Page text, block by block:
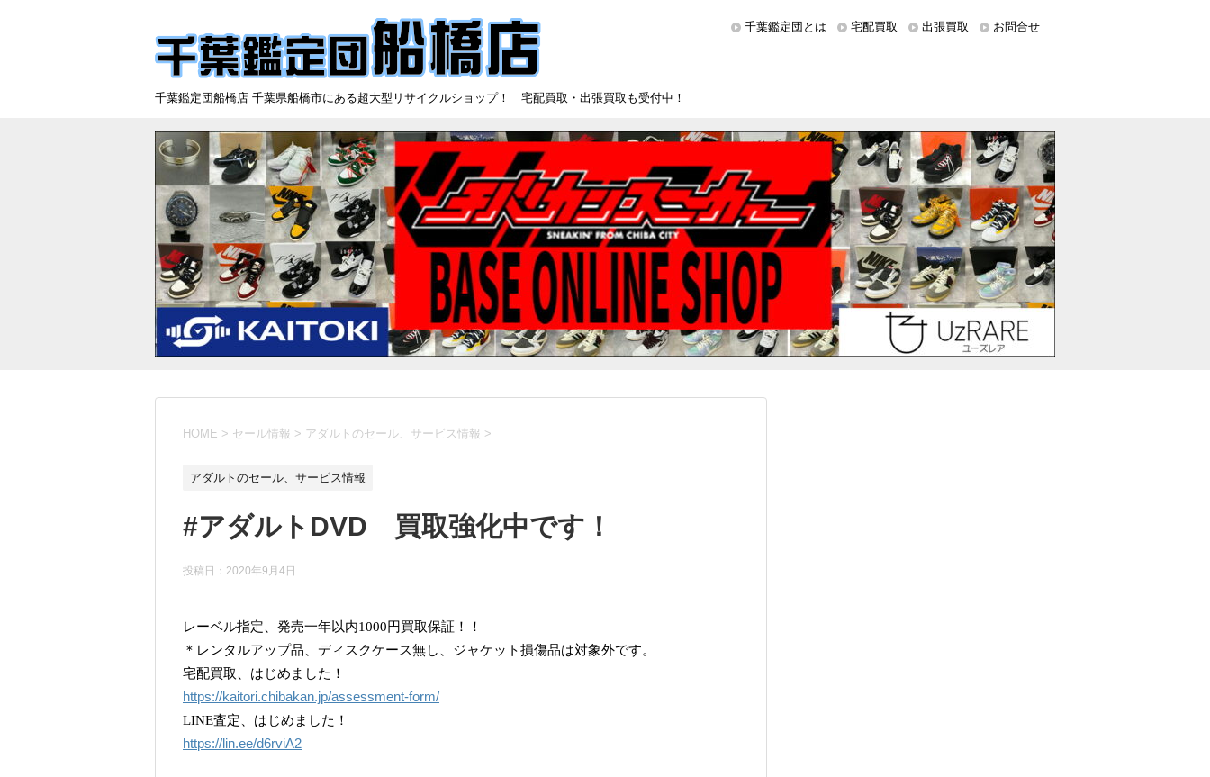
千葉鑑定団船橋店 千葉県船橋市にある超大型リサイクルショップ！ 宅配買取・出張買取も受付中！
千葉鑑定団とは 宅配買取 出張買取 お問合せ
HOME > セール情報 > アダルトのセール、サービス情報 >
アダルトのセール、サービス情報
#アダルトDVD 買取強化中です！
投稿日： 2020年9月4日
レーベル指定、発売一年以内1000円買取保証！！
＊レンタルアップ品、ディスクケース無し、ジャケット損傷品は対象外です。
宅配買取、はじめました！
https://kaitori.chibakan.jp/assessment-form/
LINE査定、はじめました！
https://lin.ee/d6rviA2